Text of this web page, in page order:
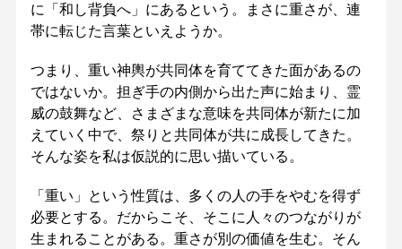
に「和し背負へ」にあるという。まさに重さが、連
帯に転じた言葉といえようか。
つまり、重い神輿が共同体を育ててきた面があるの
ではないか。担ぎ手の内側から出た声に始まり、霊
威の鼓舞など、さまざまな意味を共同体が新たに加
えていく中で、祭りと共同体が共に成長してきた。
そんな姿を私は仮説的に思い描いている。
「重い」という性質は、多くの人の手をやむを得ず
必要とする。だからこそ、そこに人々のつながりが
生まれることがある。重さが別の価値を生む。そん